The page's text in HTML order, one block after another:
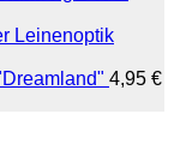
Leinenoptik
4,95 €